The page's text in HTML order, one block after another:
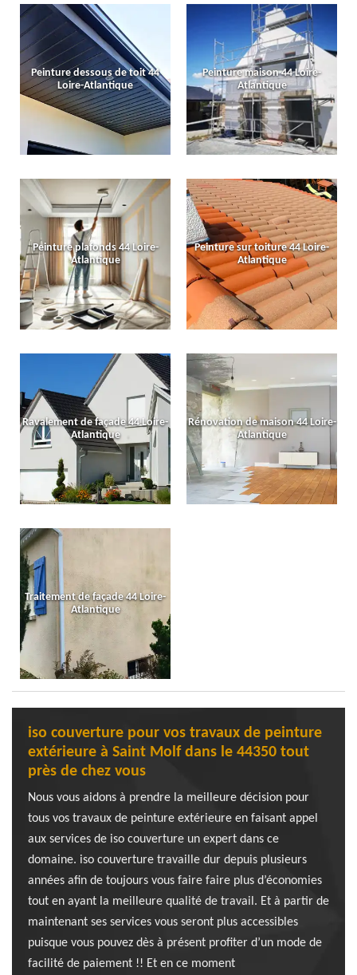
Peinture dessous de toit 44
Loire-Atlantique
Peinture maison 44 Loire-
Atlantique
Peinture plafonds 44 Loire-
Atlantique
Peinture sur toiture 44 Loire-
Atlantique
Ravalement de façade 44 Loire-
Atlantique
Rénovation de maison 44 Loire-
Atlantique
Traitement de façade 44 Loire-
Atlantique
iso couverture pour vos travaux de peinture
extérieure à Saint Molf dans le 44350 tout
près de chez vous
Nous vous aidons à prendre la meilleure décision pour
tous vos travaux de peinture extérieure en faisant appel
aux services de iso couverture un expert dans ce
domaine. iso couverture travaille dur depuis plusieurs
années afin de toujours vous faire faire plus d’économies
tout en ayant la meilleure qualité de travail. Et à partir de
maintenant ses services vous seront plus accessibles
puisque vous pouvez dès à présent profiter d’un mode de
facilité de paiement !! Et en ce moment